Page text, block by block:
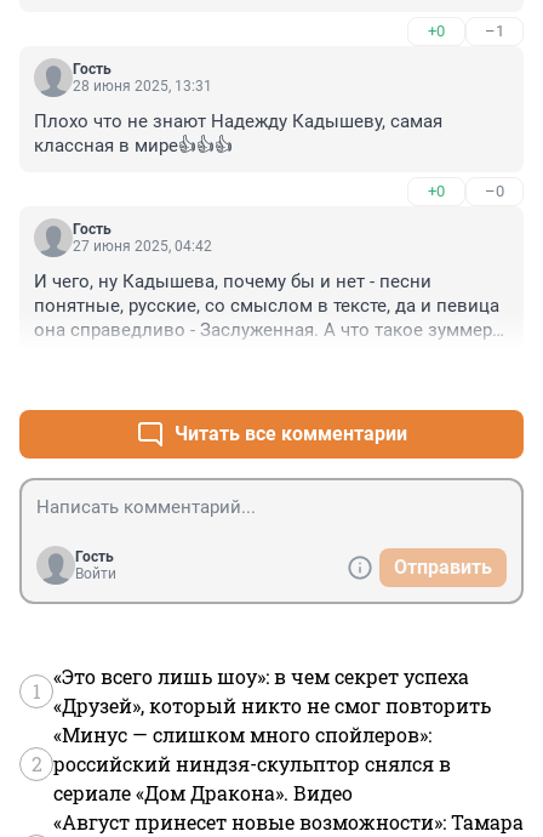
+0 –1
Гость
28 июня 2025, 13:31
Плохо что не знают Надежду Кадышеву, самая
классная в мире👍👍👍
+0 –0
Гость
27 июня 2025, 04:42
И чего, ну Кадышева, почему бы и нет - песни
понятные, русские, со смыслом в тексте, да и певица
она справедливо - Заслуженная. А что такое зуммеры
Читать все комментарии
Гость
Войти
Отправить
1
«Это всего лишь шоу»: в чем секрет успеха
«Друзей», который никто не смог повторить
2
«Минус — слишком много спойлеров»:
российский ниндзя-скульптор снялся в
сериале «Дом Дракона». Видео
«Август принесет новые возможности»: Тамара